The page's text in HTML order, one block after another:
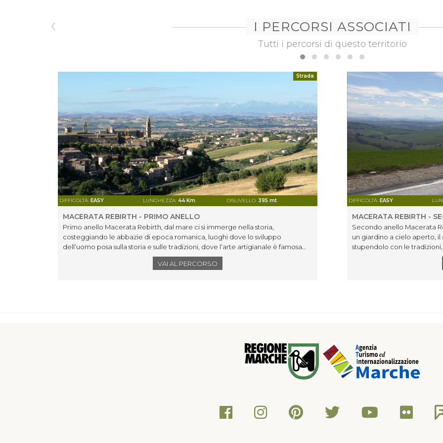
I PERCORSI ASSOCIATI
Tutti i percorsi di questo territorio
Strada
DIFFICOLTÀ: EASY LUNGHEZZA:44 Km DISLIVELLO: 395 mt
MACERATA REBIRTH - PRIMO ANELLO
Primo anello Macerata Rebirth, dal mare ci si immerge nella storia,
costeggiando le abbazie di epoca romanica, luoghi dove lo sviluppo
dell’uomo posa sulla storia e sulle tradizioni, dove l’arte artigianale è famosa
VAI AL PERCORSO
DIFFICOLTÀ: EASY
MACERATA REBIRTH -
Secondo anello Macerata
un giardino a cielo aperto,
stupendolo con le tradizioni,
‹